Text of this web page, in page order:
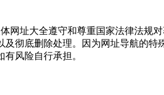
网址大全遵守和尊重国家法律法规
彻底删除处理。因为网址导航的
风险自行承担。